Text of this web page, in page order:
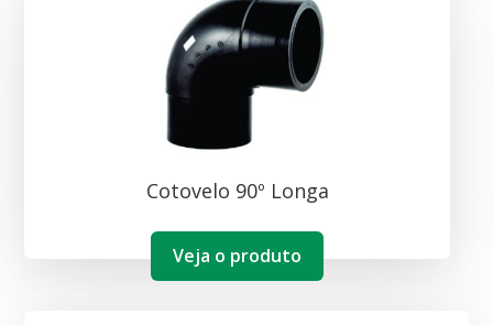
Cotovelo 90º Longa
Veja o produto